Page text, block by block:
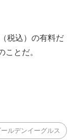
税込）の有料だ
とだ。
ルデンイーグルス